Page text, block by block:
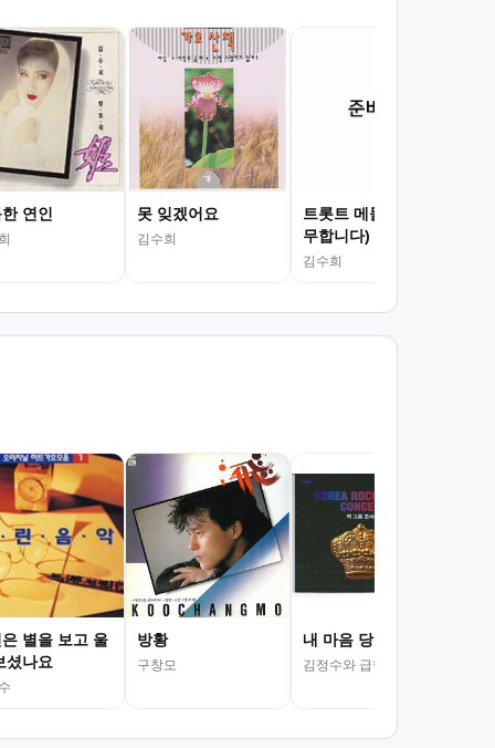
연인 못 잊겠어요
김수희
트롯트 메들리 6(너
무합니다)
김수희
별을 보고 울
셨나요
방황
구창모
내 마음 당신 곁으로
김정수와 급행열차